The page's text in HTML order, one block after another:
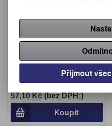
Destilovaná voda - 5l
721000
57,10 Kč (bez DPH:)
Koupit
Přijmout